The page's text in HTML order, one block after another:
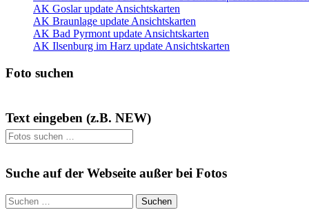
AK Goslar update Ansichtskarten
AK Braunlage update Ansichtskarten
AK Bad Pyrmont update Ansichtskarten
AK Ilsenburg im Harz update Ansichtskarten
Foto suchen
Text eingeben (z.B. NEW)
Suche auf der Webseite außer bei Fotos
Suchen
nach: